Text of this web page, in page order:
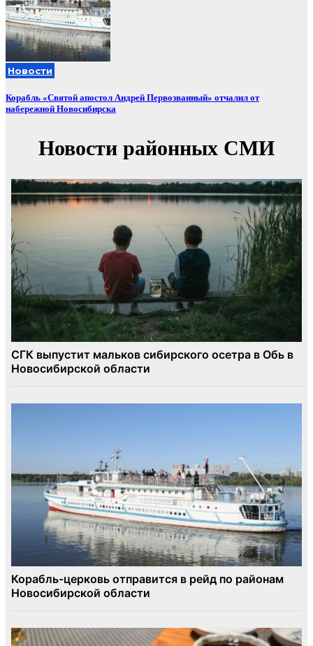
Новости
Корабль «Святой апостол Андрей Первозванный» отчалил от
набережной Новосибирска